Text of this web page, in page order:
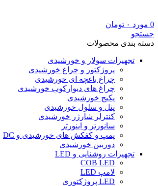
0 مورد ۰ تومان
جستجو
دسته بندی محصولات
تجهیزات سولار و خورشیدی
پروژکتور و چراغ خورشیدی
چراغ باغچه ای خورشیدی
چراغ های دیوارکوب خورشیدی
پکیج خورشیدی
پنل و سلول خورشیدی
کنترلر شارژر خورشیدی
سانورتر و اینورتر
پمپ و کفکش های خورشیدی و DC
دوربین خورشیدی
تجهیزات روشنایی و LED
COB LED
لامپ LED
LED پروژکتوری